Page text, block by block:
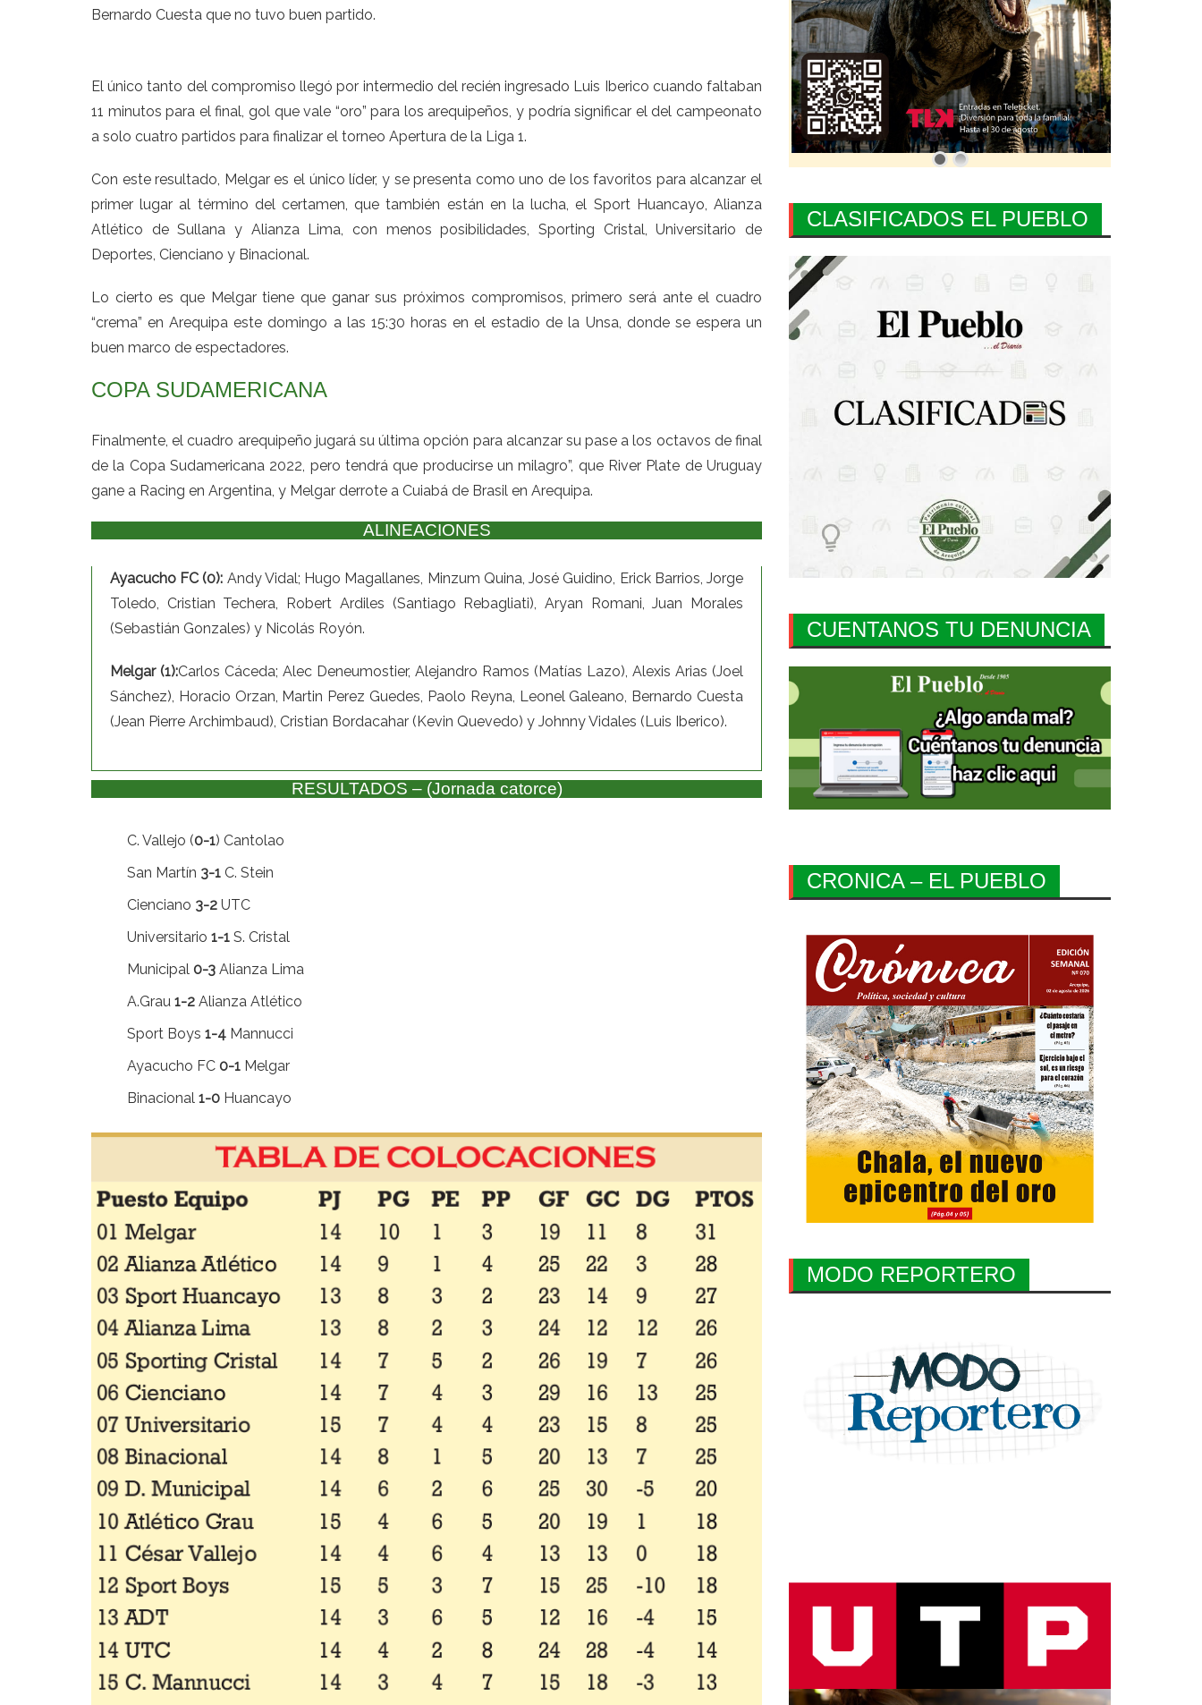
Bernardo Cuesta que no tuvo buen partido.
El único tanto del compromiso llegó por intermedio del recién ingresado Luis Iberico cuando faltaban
11 minutos para el final, gol que vale “oro” para los arequipeños, y podría significar el del campeonato
a solo cuatro partidos para finalizar el torneo Apertura de la Liga 1.
Con este resultado, Melgar es el único líder, y se presenta como uno de los favoritos para alcanzar el
primer lugar al término del certamen, que también están en la lucha, el Sport Huancayo, Alianza
Atlético de Sullana y Alianza Lima, con menos posibilidades, Sporting Cristal, Universitario de
Deportes, Cienciano y Binacional.
Lo cierto es que Melgar tiene que ganar sus próximos compromisos, primero será ante el cuadro
“crema” en Arequipa este domingo a las 15:30 horas en el estadio de la Unsa, donde se espera un
buen marco de espectadores.
COPA SUDAMERICANA
Finalmente, el cuadro arequipeño jugará su última opción para alcanzar su pase a los octavos de final
de la Copa Sudamericana 2022, pero tendrá que producirse un milagro”, que River Plate de Uruguay
gane a Racing en Argentina, y Melgar derrote a Cuiabá de Brasil en Arequipa.
ALINEACIONES
Ayacucho FC (0): Andy Vidal; Hugo Magallanes, Minzum Quina, José Guidino, Erick Barrios, Jorge
Toledo, Cristian Techera, Robert Ardiles (Santiago Rebagliati), Aryan Romani, Juan Morales
(Sebastián Gonzales) y Nicolás Royón.
Melgar (1):Carlos Cáceda; Alec Deneumostier, Alejandro Ramos (Matías Lazo), Alexis Arias (Joel
Sánchez), Horacio Orzan, Martin Perez Guedes, Paolo Reyna, Leonel Galeano, Bernardo Cuesta
(Jean Pierre Archimbaud), Cristian Bordacahar (Kevin Quevedo) y Johnny Vidales (Luis Iberico).
RESULTADOS – (Jornada catorce)
C. Vallejo (0-1) Cantolao
San Martín 3-1 C. Stein
Cienciano 3-2 UTC
Universitario 1-1 S. Cristal
Municipal 0-3 Alianza Lima
A.Grau 1-2 Alianza Atlético
Sport Boys 1-4 Mannucci
Ayacucho FC 0-1 Melgar
Binacional 1-0 Huancayo
CLASIFICADOS EL PUEBLO
CUENTANOS TU DENUNCIA
CRONICA – EL PUEBLO
MODO REPORTERO